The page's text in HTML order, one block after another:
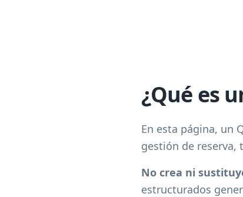
¿Qué es
En esta página, un
gestión de
No crea ni
estructurados